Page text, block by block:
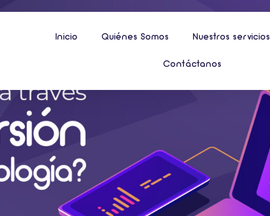
Inicio Quiénes Somos Nuestros servicios
Contáctanos